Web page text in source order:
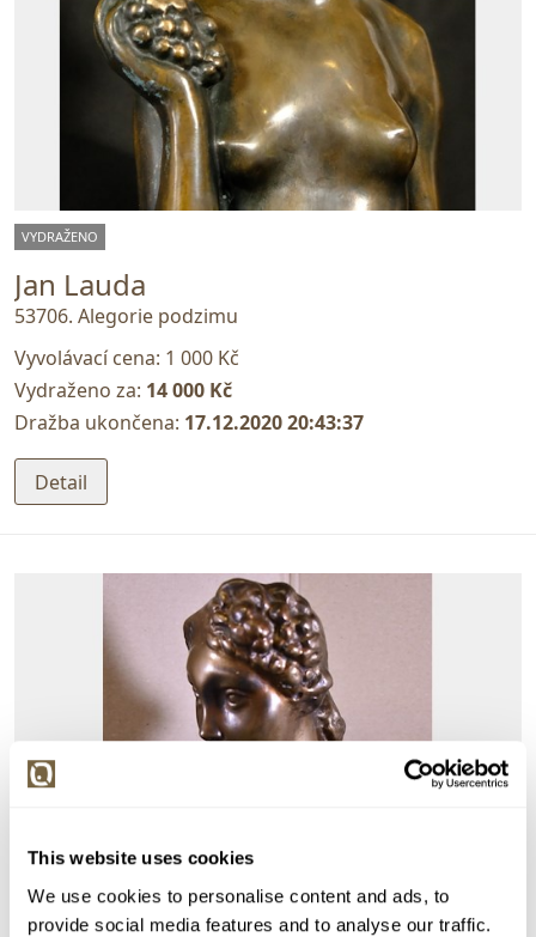
This website uses cookies
We use cookies to personalise content and ads, to
provide social media features and to analyse our traffic.
VYDRAŽENO
Jan Lauda
53706. Alegorie podzimu
Vyvolávací cena: 1 000 Kč
Vydraženo za: 14 000 Kč
Dražba ukončena: 17.12.2020 20:43:37
Detail